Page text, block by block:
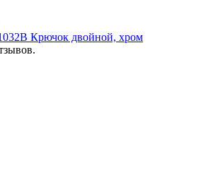
Крючок двойной, хром